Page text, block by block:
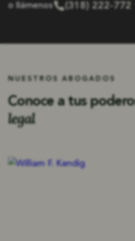
o llámenos (318) 222-772
NUESTROS ABOGADOS
Conoce a tus
legal